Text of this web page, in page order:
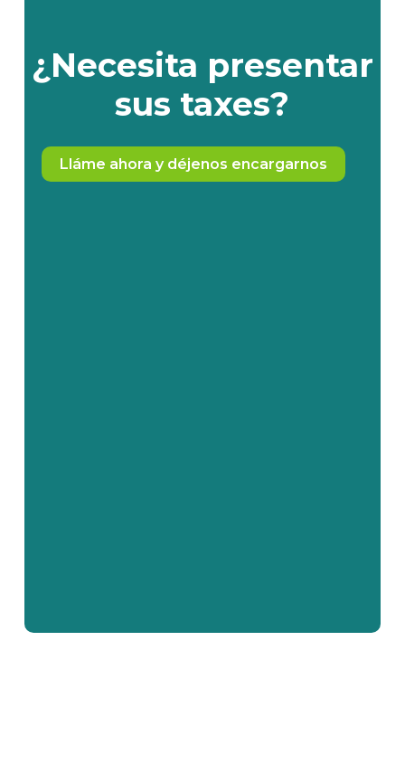
¿Necesita presentar
sus taxes?
Lláme ahora y déjenos encargarnos